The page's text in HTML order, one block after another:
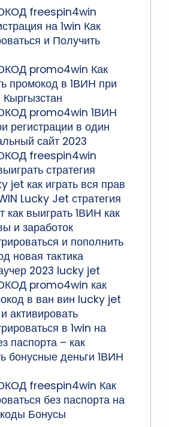
freespin4win
на 1win Как
и Получить
promo4win Как
промокод в 1ВИН при
Кыргызстан
promo4win 1ВИН
регистрации в один
сайт 2023
freespin4win
стратегия
jet как играть вся прав
Lucky Jet стратегия
как выиграть 1ВИН как
и заработок
и пополнить
новая тактика
2023 lucky jet
promo4win как
в ван вин lucky jet
активировать
в 1win на
паспорта – как
бонусные деньги 1ВИН
freespin4win Как
без паспорта на
Бонусы